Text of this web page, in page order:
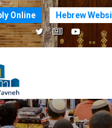
Online Hebrew